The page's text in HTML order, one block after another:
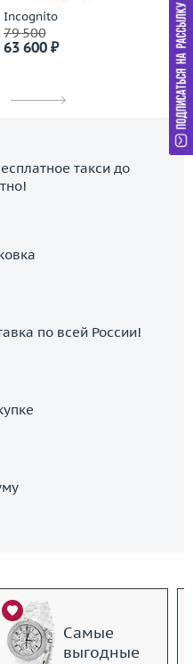
Incognito
79 500
63 600 ₽
такси до
по всей России!
Самые
выгодные